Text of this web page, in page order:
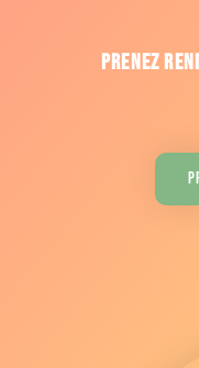
Prenez